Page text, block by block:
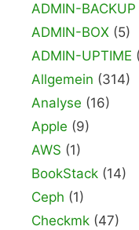
ADMIN-BACKUP
ADMIN-BOX (5)
ADMIN-UPTIME
Allgemein (314)
Analyse (16)
Apple (9)
AWS (1)
BookStack (14)
Ceph (1)
Checkmk (47)